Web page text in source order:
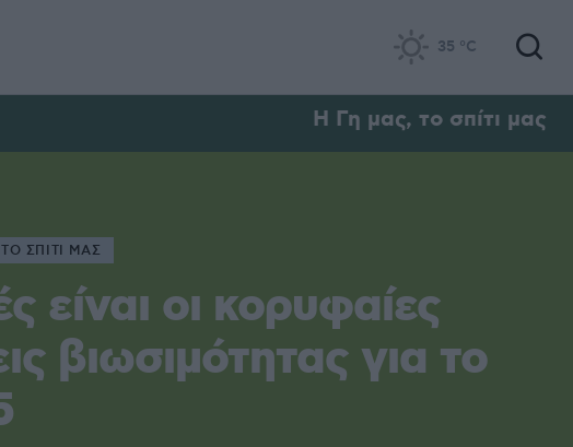
35 °C
Η Γη μας, το σπίτι μας
ΣΠΙΤΙ ΜΑΣ
είναι οι κορυφαίες
βιωσιμότητας για το